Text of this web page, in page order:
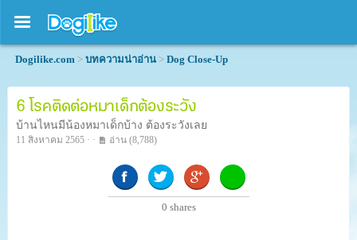
Dogilike.com > บทความน่าอ่าน > Dog Close-Up
6 โรคติดต่อหมาเด็กต้องระวัง
บ้านไหนมีน้องหมาเด็กบ้าง ต้องระวังเลย
11 สิงหาคม 2565 · · อ่าน (8,788)
0 shares